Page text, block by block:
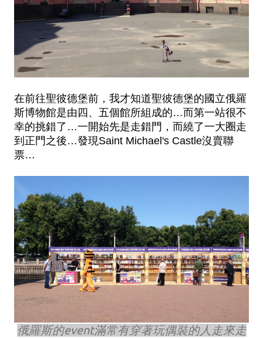
在前往聖彼德堡前，我才知道聖彼德堡的 國立俄羅
斯博物館是由四、五個館所組成的…而第一站很不
幸的挑錯了…一開始先是走錯門，而繞了一大圈走
到正門之後…發現Saint Michael's Castle沒賣聯
票…
俄羅斯的event滿常有穿著玩偶裝的人走來走